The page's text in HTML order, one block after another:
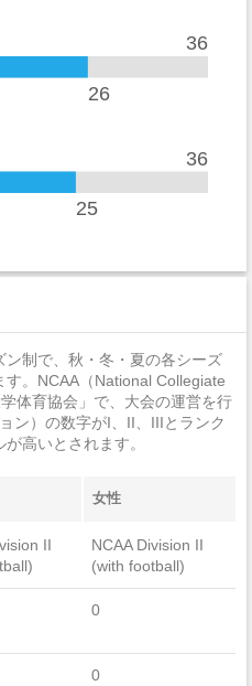
0
0
0
36
26
36
25
制で、秋・冬・夏の各シーズ
。NCAA（National Collegiate
体育協会」で、大会の運営を行
ン）の数字がI、II、IIIとランク
高いとされます。
女性
II
NCAA Division II
(with football)
0
0